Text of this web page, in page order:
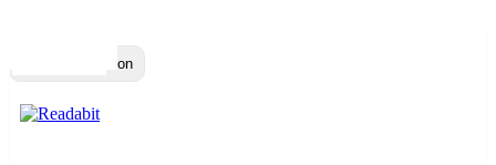
Toggle navigation